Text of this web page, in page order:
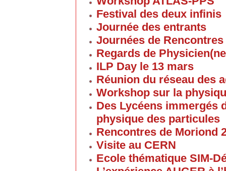
Festival des deux infinis
Journée des entrants
Journées de
Regards de
ILP Day le 13 mars
Réunion du réseau des
Workshop sur la
Des Lycéens immergés
physique des particules
Rencontres de Moriond
Visite au CERN
Ecole thématique SIM-